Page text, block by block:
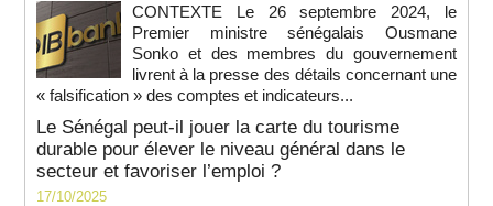
CONTEXTE Le 26 septembre 2024, le
Premier ministre sénégalais Ousmane
Sonko et des membres du gouvernement
livrent à la presse des détails concernant une
« falsification » des comptes et indicateurs...
Le Sénégal peut-il jouer la carte du tourisme
durable pour élever le niveau général dans le
secteur et favoriser l’emploi ?
17/10/2025